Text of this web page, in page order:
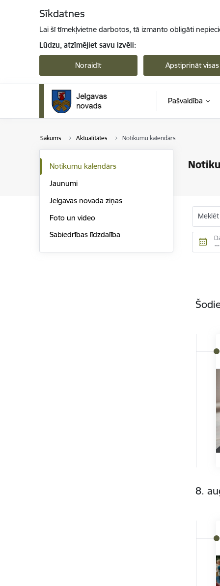
Sīkdatnes
Lai šī tīmekļvietne darbotos, tā izmanto obligāti
Lūdzu, atzīmējiet savu izvēli:
Noraidīt Apstiprināt visas
Pašvaldība
Sākums Aktualitātes Notikumu kalendārs
Notikumu kalendārs
Jaunumi
Jelgavas novada ziņas
Foto un video
Sabiedrības līdzdalība
8.